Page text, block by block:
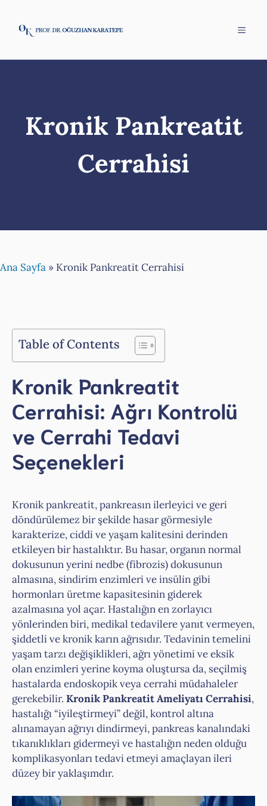
Menü
Kronik Pankreatit
Cerrahisi
Ana Sayfa » Kronik Pankreatit Cerrahisi
Table of Contents
Kronik Pankreatit
Cerrahisi: Ağrı Kontrolü
ve Cerrahi Tedavi
Seçenekleri
Kronik pankreatit, pankreasın ilerleyici ve geri
döndürülemez bir şekilde hasar görmesiyle
karakterize, ciddi ve yaşam kalitesini derinden
etkileyen bir hastalıktır. Bu hasar, organın normal
dokusunun yerini nedbe (fibrozis) dokusunun
almasına, sindirim enzimleri ve insülin gibi
hormonları üretme kapasitesinin giderek
azalmasına yol açar. Hastalığın en zorlayıcı
yönlerinden biri, medikal tedavilere yanıt vermeyen,
şiddetli ve kronik karın ağrısıdır. Tedavinin temelini
yaşam tarzı değişiklikleri, ağrı yönetimi ve eksik
olan enzimleri yerine koyma oluştursa da, seçilmiş
hastalarda endoskopik veya cerrahi müdahaleler
gerekebilir. Kronik Pankreatit Ameliyatı Cerrahisi,
hastalığı “iyileştirmeyi” değil, kontrol altına
alınamayan ağrıyı dindirmeyi, pankreas kanalındaki
tıkanıklıkları gidermeyi ve hastalığın neden olduğu
komplikasyonları tedavi etmeyi amaçlayan ileri
düzey bir yaklaşımdır.